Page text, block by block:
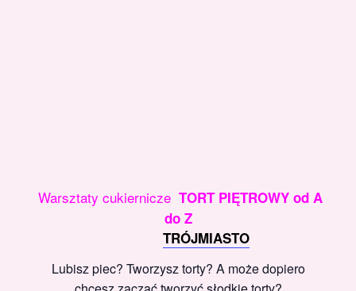
Warsztaty cukiernicze TORT PIĘTROWY od A
do Z
TRÓJMIASTO
Lubisz piec? Tworzysz torty? A może dopiero